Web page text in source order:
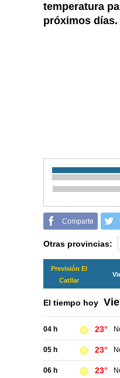
temperatura
próximos días.
Comparte
Otras provincias:
Previsión El
Catllar
El tiempo hoy
04 h 23°
05 h 23°
06 h 23°